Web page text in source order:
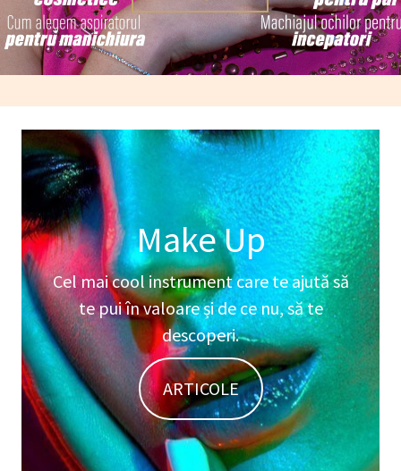
Make Up
Cel mai cool instrument care te ajută să
te pui în valoare și de ce nu, să te
descoperi.
ARTICOLE